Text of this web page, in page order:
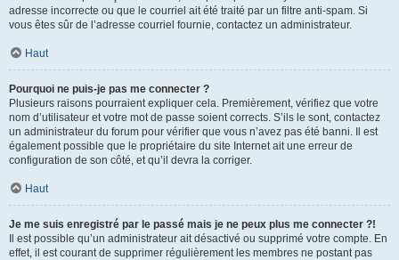
adresse incorrecte ou que le courriel ait été traité par un filtre anti-spam. Si
vous êtes sûr de l’adresse courriel fournie, contactez un administrateur.
Haut
Pourquoi ne puis-je pas me connecter ?
Plusieurs raisons pourraient expliquer cela. Premièrement, vérifiez que votre
nom d’utilisateur et votre mot de passe soient corrects. S’ils le sont, contactez
un administrateur du forum pour vérifier que vous n’avez pas été banni. Il est
également possible que le propriétaire du site Internet ait une erreur de
configuration de son côté, et qu’il devra la corriger.
Haut
Je me suis enregistré par le passé mais je ne peux plus me connecter ?!
Il est possible qu’un administrateur ait désactivé ou supprimé votre compte. En
effet, il est courant de supprimer régulièrement les membres ne postant pas